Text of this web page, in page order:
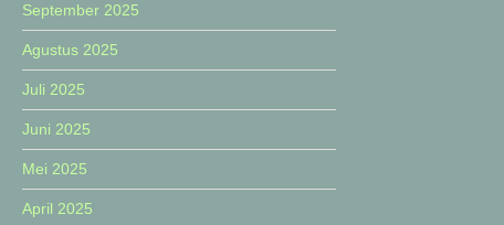
September 2025
Agustus 2025
Juli 2025
Juni 2025
Mei 2025
April 2025